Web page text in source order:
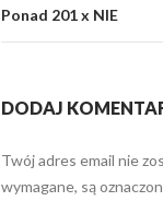
Ponad 201 x NIE
DODAJ
Twój adres email nie
wymagane, są